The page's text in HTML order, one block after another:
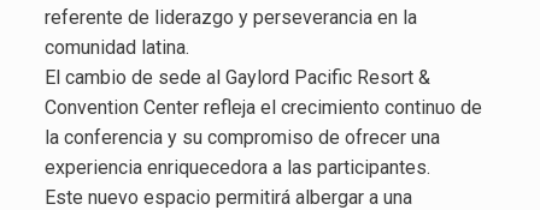
referente de liderazgo y perseverancia en la
comunidad latina.
El cambio de sede al Gaylord Pacific Resort &
Convention Center refleja el crecimiento continuo de
la conferencia y su compromiso de ofrecer una
experiencia enriquecedora a las participantes.
Este nuevo espacio permitirá albergar a una